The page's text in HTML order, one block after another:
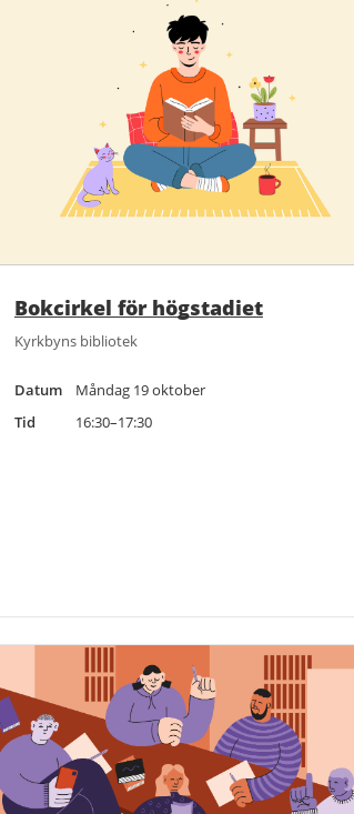
Bokcirkel för högstadiet
Kyrkbyns bibliotek
Datum
Måndag 19 oktober
Tid
16:30–17:30